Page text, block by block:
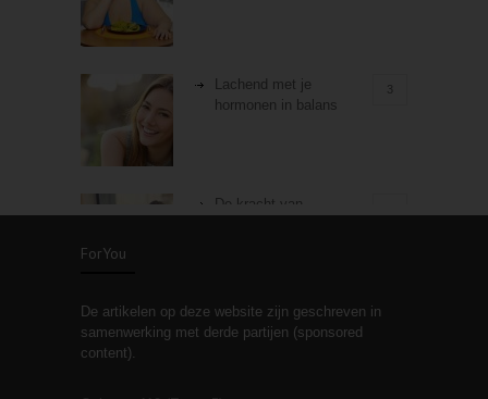
Lachend met je
hormonen in balans
3
De kracht van
Stiefouderschap en
relaties
ForYou
De artikelen op deze website zijn geschreven in
samenwerking met derde partijen (sponsored
content).